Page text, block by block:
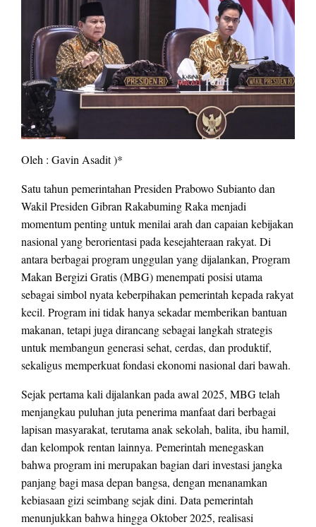
Oleh : Gavin Asadit )*
Satu tahun pemerintahan Presiden Prabowo Subianto dan
Wakil Presiden Gibran Rakabuming Raka menjadi
momentum penting untuk menilai arah dan capaian kebijakan
nasional yang berorientasi pada kesejahteraan rakyat. Di
antara berbagai program unggulan yang dijalankan, Program
Makan Bergizi Gratis (MBG) menempati posisi utama
sebagai simbol nyata keberpihakan pemerintah kepada rakyat
kecil. Program ini tidak hanya sekadar memberikan bantuan
makanan, tetapi juga dirancang sebagai langkah strategis
untuk membangun generasi sehat, cerdas, dan produktif,
sekaligus memperkuat fondasi ekonomi nasional dari bawah.
Sejak pertama kali dijalankan pada awal 2025, MBG telah
menjangkau puluhan juta penerima manfaat dari berbagai
lapisan masyarakat, terutama anak sekolah, balita, ibu hamil,
dan kelompok rentan lainnya. Pemerintah menegaskan
bahwa program ini merupakan bagian dari investasi jangka
panjang bagi masa depan bangsa, dengan menanamkan
kebiasaan gizi seimbang sejak dini. Data pemerintah
menunjukkan bahwa hingga Oktober 2025, realisasi